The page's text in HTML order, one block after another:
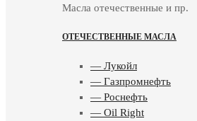
Масла отечественные и пр.
ОТЕЧЕСТВЕННЫЕ МАСЛА
— Лукойл
— Газпромнефть
— Роснефть
— Oil Right